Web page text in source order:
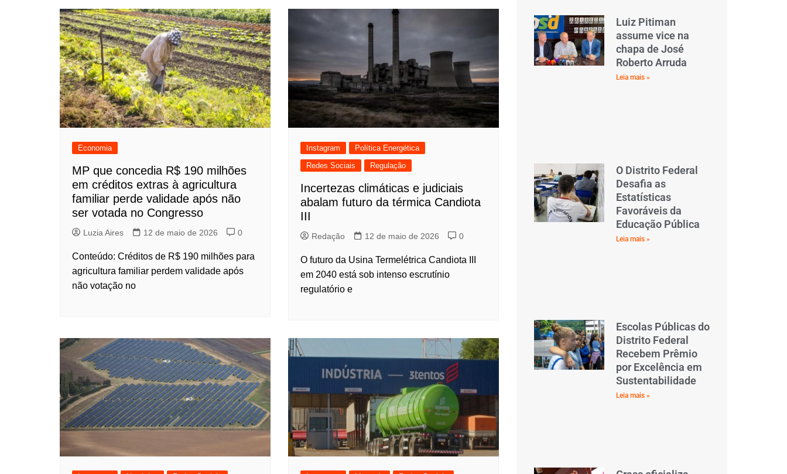
Economia
MP que concedia R$ 190 milhões
em créditos extras à agricultura
familiar perde validade após não
ser votada no Congresso
Luzia Aires 12 de maio de 2026 0
Conteúdo: Créditos de R$ 190 milhões para
agricultura familiar perdem validade após
não votação no
Instagram
Política Energética
Redes Sociais
Regulação
Incertezas climáticas e judiciais
abalam futuro da térmica Candiota
III
Redação 12 de maio de 2026 0
O futuro da Usina Termelétrica Candiota III
em 2040 está sob intenso escrutínio
regulatório e
Luiz Pitiman
assume vice na
chapa de José
Roberto Arruda
Leia mais »
O Distrito Federal
Desafia as
Estatísticas
Favoráveis da
Educação Pública
Leia mais »
Escolas Públicas do
Distrito Federal
Recebem Prêmio
por Excelência em
Sustentabilidade
Leia mais »